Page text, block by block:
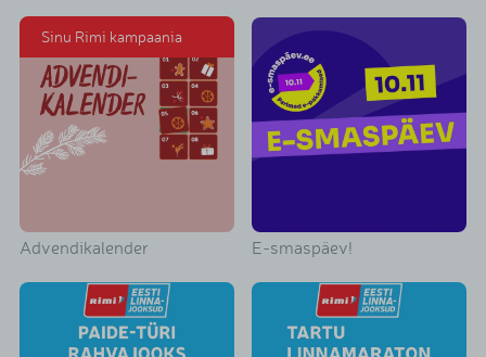
Sinu Rimi kampaania
Advendikalender E-smaspäev!